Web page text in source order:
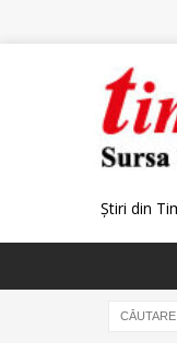
Știri din